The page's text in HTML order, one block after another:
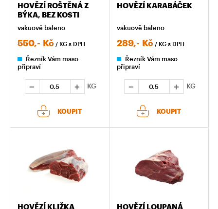
HOVĚZÍ ROŠTĚNÁ Z
BÝKA, BEZ KOSTI
vakuově baleno
550,- Kč / KG s DPH
Řezník Vám maso
připraví
KG
KOUPIT
HOVĚZÍ KARABÁČEK
vakuově baleno
289,- Kč / KG s DPH
Řezník Vám maso
připraví
KG
KOUPIT
HOVĚZÍ KLIŽKA HOVĚZÍ LOUPANÁ